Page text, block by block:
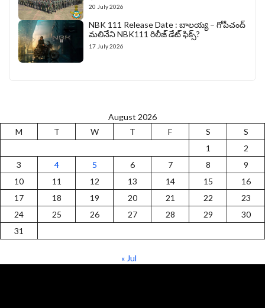
20 July 2026
NBK 111 Release Date : బాలయ్య – గోపీచంద్
మలినేని NBK111 రిలీజ్ డేట్ ఫిక్స్?
17 July 2026
August 2026
M
T W T F S
S
1
2
3
4 5 6 7 8
9
10
11 12 13 14 15
16
17
18 19 20 21 22
23
24
25 26 27 28 29
30
31
« Jul